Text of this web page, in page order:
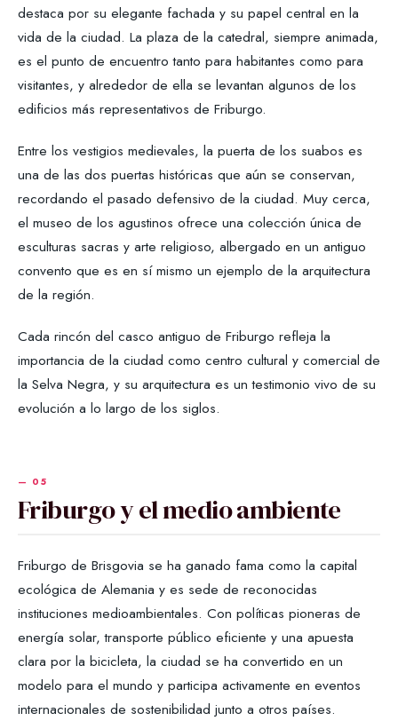
destaca por su elegante fachada y su papel central en la
vida de la ciudad. La plaza de la catedral, siempre animada,
es el punto de encuentro tanto para habitantes como para
visitantes, y alrededor de ella se levantan algunos de los
edificios más representativos de Friburgo.
Entre los vestigios medievales, la puerta de los suabos es
una de las dos puertas históricas que aún se conservan,
recordando el pasado defensivo de la ciudad. Muy cerca,
el museo de los agustinos ofrece una colección única de
esculturas sacras y arte religioso, albergado en un antiguo
convento que es en sí mismo un ejemplo de la arquitectura
de la región.
Cada rincón del casco antiguo de Friburgo refleja la
importancia de la ciudad como centro cultural y comercial de
la Selva Negra, y su arquitectura es un testimonio vivo de su
evolución a lo largo de los siglos.
Friburgo y el medio ambiente
Friburgo de Brisgovia se ha ganado fama como la capital
ecológica de Alemania y es sede de reconocidas
instituciones medioambientales. Con políticas pioneras de
energía solar, transporte público eficiente y una apuesta
clara por la bicicleta, la ciudad se ha convertido en un
modelo para el mundo y participa activamente en eventos
internacionales de sostenibilidad junto a otros países.